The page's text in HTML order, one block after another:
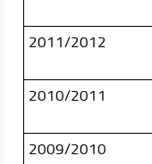
2011/2012
2010/2011
2009/2010